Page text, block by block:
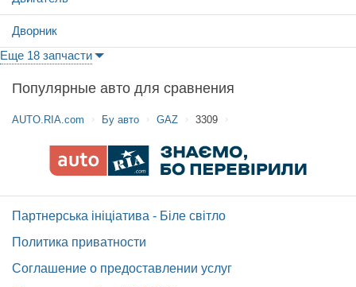
Дворник
Еще 18 запчасти
Популярные авто для сравнения
AUTO.RIA.com Бу авто GAZ 3309
Партнерська ініціатива - Біле світло
Политика приватности
Соглашение о предоставлении услуг